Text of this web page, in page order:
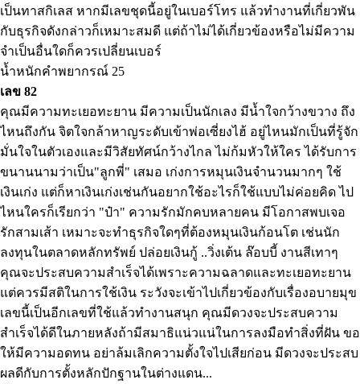
เป็นทาสกิเลส หากมีเลขชุดนี้อยู่ในเบอร์โทร แล้วทำงานที่เกี่ยวพัน
กับธุรกิจดังกล่าวก็เหมาะสมดี แต่ถ้าไม่ได้เกี่ยวข้องหรือไม่มีความ
จำเป็นอื่นใดก็ควรเปลี่ยนเบอร์
น้ำหนักคำพยากรณ์ 25
เลข 82
คุณมีความทะเยอทะยาน มีความเป็นนักเลง มีน้ำใจกว้างขวาง ถึง
ไหนถึงกัน จิตใจกล้าหาญระดับเข้าพ่อเซี่ยงไฮ้ อยู่ไหนมักเป็นที่รู้จัก
มั่นใจในตัวเองและมีวิสัยทัศน์กว้างไกล ไม่ก้มหัวให้ใคร ได้รับการ
ขนานนามว่าเป็น"ลูกพี่" เสมอ เก่งการหมุนเงินจำนวนมากๆ ใช้
เงินเก่ง แต่ก็หาเงินเก่งเช่นกันอยากใช้อะไรก็ใช้แบบไม่ค่อยคิด ไป
ไหนใครก็เรียกว่า "ป๋า" ความรักมักคบหลายคน มีโอกาสพบเจอ
รักสามเส้า เหมาะจะทำธุรกิจใดๆที่ต้องหมุนเงินก้อนโต เช่นนัก
ลงทุนในตลาดหลักทรัพย์ ปล่อยเงินกู้ ..วิ่งเต้น ล๊อบบี้ งานสีเทาๆ
คุณจะประสบความสำเร็จได้เพราะความฉลาดและทะเยอทะยาน
แต่ควรมีสติในการใช้เงิน ระวังจะเข้าไปเกี่ยวข้องกับเรื่องอบายมุข
เลขนี้เป็นอีกเลขที่ใช้แล้วทำงานสนุก คุณมีดวงจะประสบความ
สำเร็จได้ดีในภายหลังถ้ามีสมาธิแน่วแน่ในการลงมือทำสิ่งที่ฝัน ขอ
ให้มีความอดทน อย่าล้มเลิกความตั้งใจไปเสียก่อน มีดวงจะประสบ
ผลดีกับการตั้งหลักปักฐานในต่างแดน...